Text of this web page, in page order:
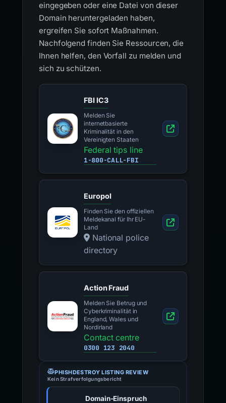
eingegeben oder eine Datei von dieser
Domain heruntergeladen haben,
ergreifen Sie sofort Maßnahmen.
Nachfolgend finden Sie Ressourcen, die
Ihnen helfen, den Vorfall zu melden und
sich zu schützen.
FBI IC3
Melden Sie
internetbasierte
Kriminalität in den
Vereinigten Staaten
Federal tips line
1-800-CALL-FBI
Europol
Finden Sie den offiziellen
Meldekanal für Ihr EU-
Land
National police
directory
Action Fraud
Melden Sie Betrug und
Cyberkriminalität in
England, Wales und
Nordirland
Contact centre
0300 123 2040
PHISHDESTROY LISTING REVIEW
Kein Strafverfolgungsbericht
Domain-Einspruch